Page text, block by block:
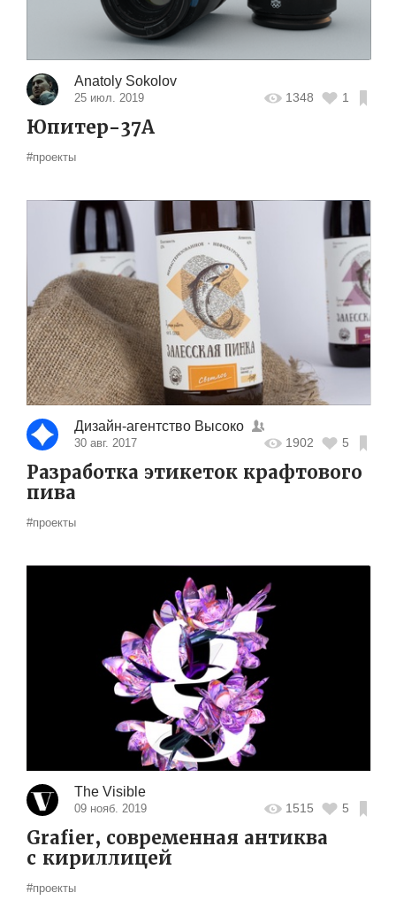
Anatoly Sokolov
25 июл. 2019 1348 1
Юпитер-37А
#проекты
Дизайн-агентство Высоко
30 авг. 2017 1902 5
Разработка этикеток крафтового
пива
#проекты
The Visible
09 нояб. 2019 1515 5
Grafier, современная антиква
с кириллицей
#проекты